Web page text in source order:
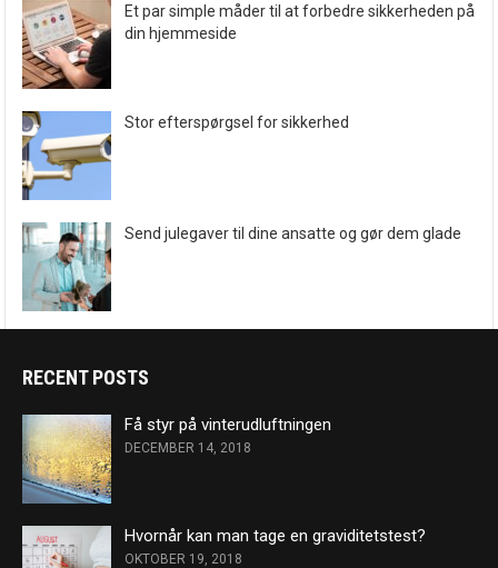
Et par simple måder til at forbedre sikkerheden på
din hjemmeside
Stor efterspørgsel for sikkerhed
Send julegaver til dine ansatte og gør dem glade
RECENT POSTS
Få styr på vinterudluftningen
DECEMBER 14, 2018
Hvornår kan man tage en graviditetstest?
OKTOBER 19, 2018